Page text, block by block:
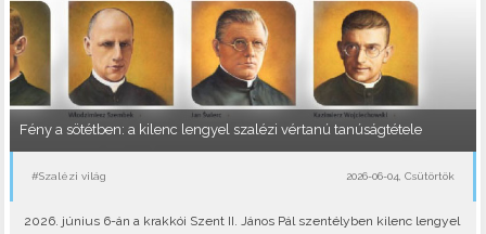
Fény a sötétben: a kilenc lengyel szalézi vértanú tanúságtétele
#Szalézi világ 2026-06-04, Csütörtök
2026. június 6-án a krakkói Szent II. János Pál szentélyben kilenc lengyel